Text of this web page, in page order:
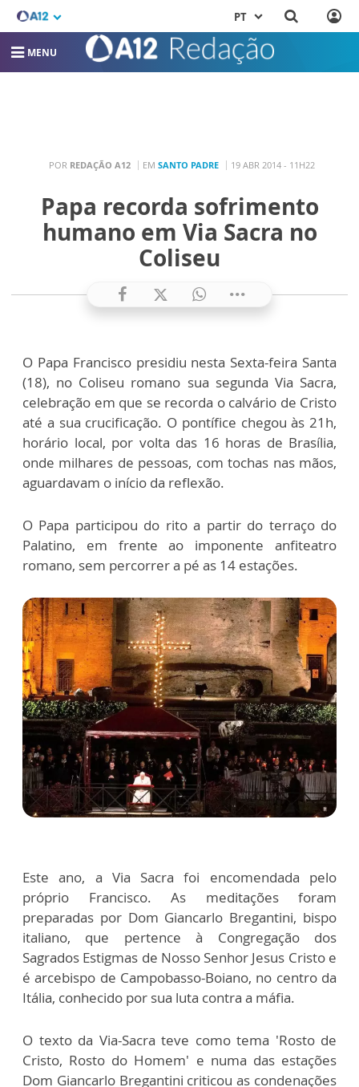
PT
MENU
POR REDAÇÃO A12 EM SANTO PADRE 19 ABR 2014 - 11H22
Papa recorda sofrimento
humano em Via Sacra no
Coliseu
O Papa Francisco presidiu nesta Sexta-feira Santa
(18), no Coliseu romano sua segunda Via Sacra,
celebração em que se recorda o calvário de Cristo
até a sua crucificação. O pontífice chegou às 21h,
horário local, por volta das 16 horas de Brasília,
onde milhares de pessoas, com tochas nas mãos,
aguardavam o início da reflexão.
O Papa participou do rito a partir do terraço do
Palatino, em frente ao imponente anfiteatro
romano, sem percorrer a pé as 14 estações.
Este ano, a Via Sacra foi encomendada pelo
próprio Francisco. As meditações foram
preparadas por Dom Giancarlo Bregantini, bispo
italiano, que pertence à Congregação dos
Sagrados Estigmas de Nosso Senhor Jesus Cristo e
é arcebispo de Campobasso-Boiano, no centro da
Itália, conhecido por sua luta contra a máfia.
O texto da Via-Sacra teve como tema 'Rosto de
Cristo, Rosto do Homem' e numa das estações
Dom Giancarlo Bregantini criticou as condenações